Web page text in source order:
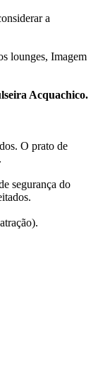
a
lounges, Imagem
Acquachico.
O prato de
segurança do